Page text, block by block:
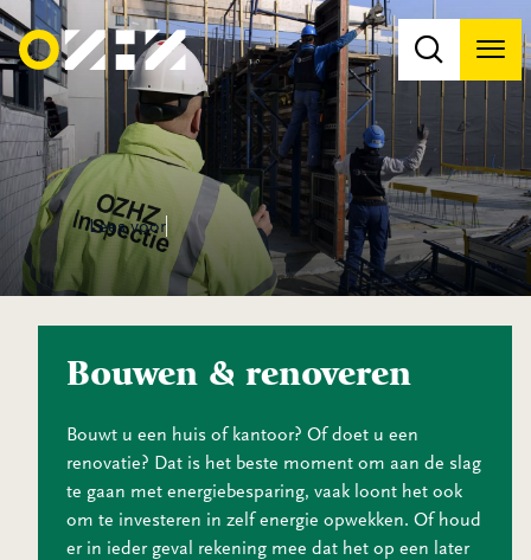
Lees voor
Bouwen & renoveren
Bouwt u een huis of kantoor? Of doet u een
renovatie? Dat is het beste moment om aan de slag
te gaan met energiebesparing, vaak loont het ook
om te investeren in zelf energie opwekken. Of houd
er in ieder geval rekening mee dat het op een later